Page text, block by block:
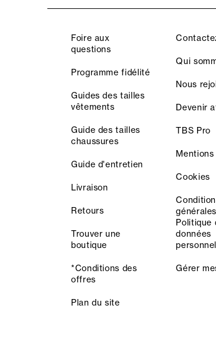
Foire aux
questions
Programme fidélité
Guides des tailles
vêtements
Guide des tailles
chaussures
Guide d'entretien
Livraison
Retours
Trouver une
boutique
*Conditions des
offres
Plan du site
Qui
Nous
Devenir
TBS Pro
Cookies
Politique
données
Gérer